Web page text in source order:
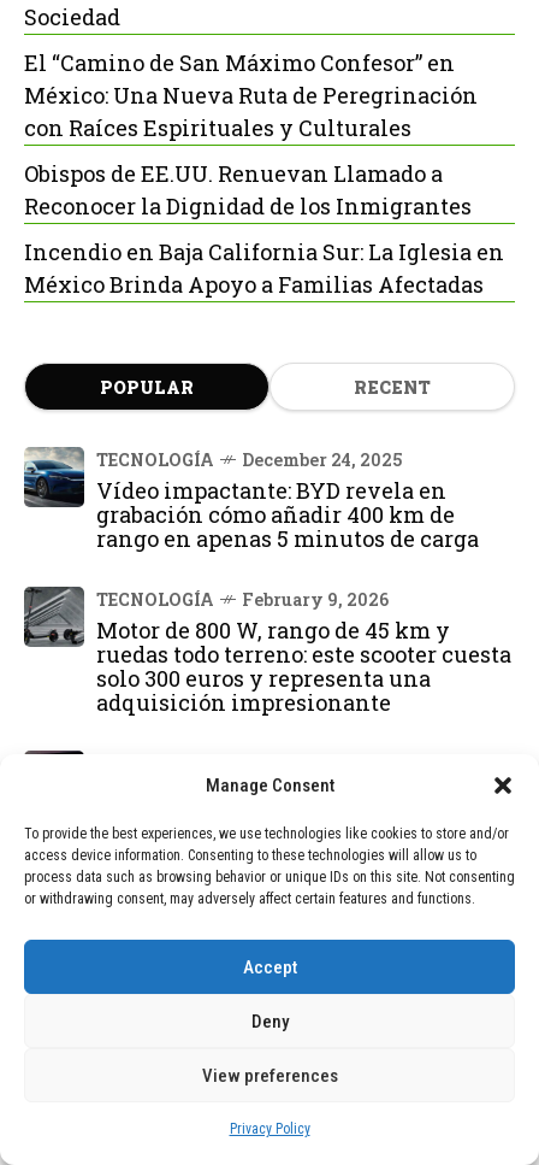
Manage Consent
To provide the best experiences, we use technologies like cookies to store and/or
access device information. Consenting to these technologies will allow us to
process data such as browsing behavior or unique IDs on this site. Not consenting
or withdrawing consent, may adversely affect certain features and functions.
Accept
Deny
View preferences
Privacy Policy
Sociedad
El “Camino de San Máximo Confesor” en
México: Una Nueva Ruta de Peregrinación
con Raíces Espirituales y Culturales
Obispos de EE.UU. Renuevan Llamado a
Reconocer la Dignidad de los Inmigrantes
Incendio en Baja California Sur: La Iglesia en
México Brinda Apoyo a Familias Afectadas
POPULAR RECENT
TECNOLOGÍA December 24, 2025
Vídeo impactante: BYD revela en
grabación cómo añadir 400 km de
rango en apenas 5 minutos de carga
TECNOLOGÍA February 9, 2026
Motor de 800 W, rango de 45 km y
ruedas todo terreno: este scooter cuesta
solo 300 euros y representa una
adquisición impresionante
GAME se Une a la Oferta de Balizas V16
2026
BLOG December 24, 2025
Devastadora Explosión en Residencia
de Ancianos de Pensilvania Deja al
Menos Dos Víctimas Fatales
DEAL OF THE MONTH
December 24, 2025